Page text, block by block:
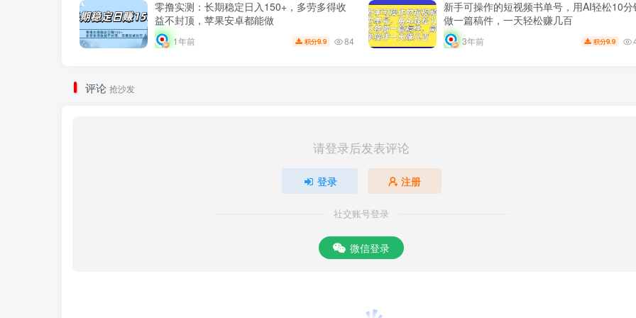
零撸实测：长期稳定日入150+，多劳多得收
益不封顶，苹果安卓都能做
1年前 积分9.9 84
新手可操作的短视频书单号，用AI轻松10分
做一篇稿件，一天轻松赚几百
3年前 积分9.9
评论 抢沙发
请登录后发表评论
登录 注册
社交账号登录
微信登录